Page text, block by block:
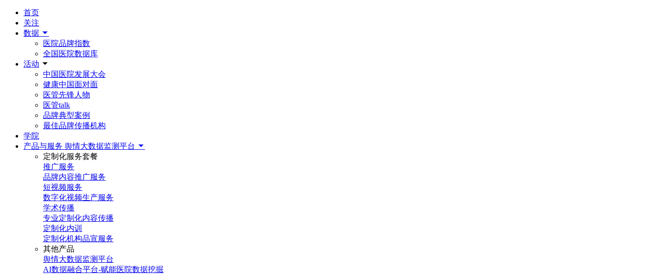
首页
关注
数据
医院品牌指数
全国医院数据库
活动
中国医院发展大会
健康中国面对面
医管先锋人物
医管talk
品牌典型案例
最佳品牌传播机构
学院
产品与服务 舆情大数据监测平台
定制化服务套餐
推广服务
品牌内容推广服务
短视频服务
数字化视频生产服务
学术传播
专业定制化内容传播
定制化内训
定制化机构品宣服务
其他产品
舆情大数据监测平台
AI数据融合平台-赋能医院数据挖掘